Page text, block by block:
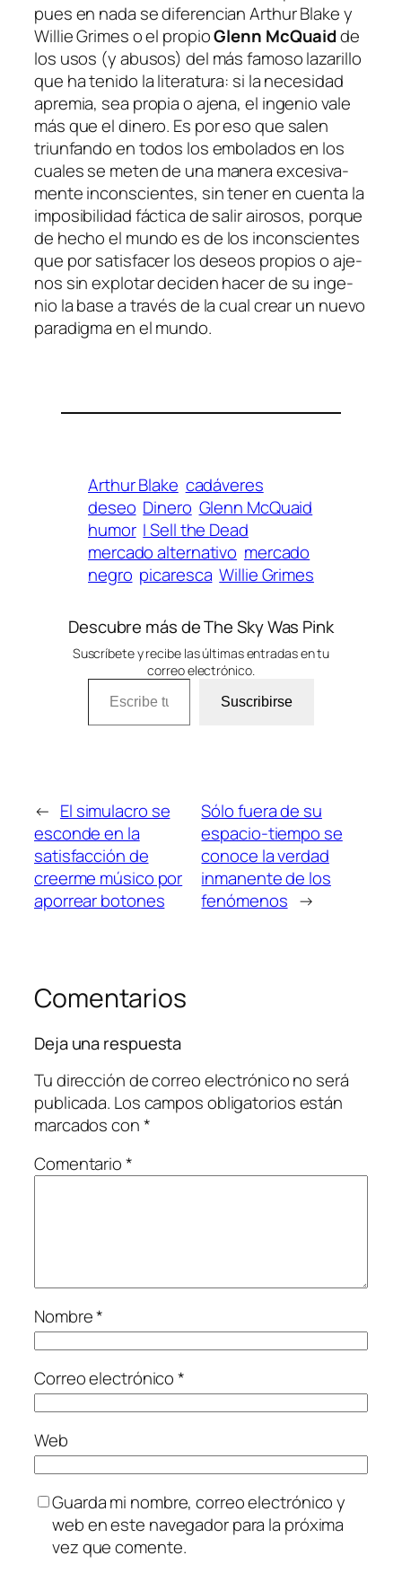
pues en na­da se di­fe­ren­cian Arthur Blake y
Willie Grimes o el pro­pioGlenn McQuaidde
los usos (y abu­sos) del más fa­mo­so la­za­ri­llo
que ha te­ni­do la li­te­ra­tu­ra: si la ne­ce­si­dad
apre­mia, sea pro­pia o aje­na, el in­ge­nio va­le
más que el di­ne­ro. Es por eso que sa­len
triun­fan­do en to­dos los em­bo­la­dos en los
cua­les se me­ten de una ma­ne­ra ex­ce­si­va­
men­te in­cons­cien­tes, sin te­ner en cuen­ta la
im­po­si­bi­li­dad fác­ti­ca de sa­lir ai­ro­sos, por­que
de he­cho el mun­do es de los in­cons­cien­tes
que por sa­tis­fa­cer los de­seos pro­pios o aje­
nos sin ex­plo­tar de­ci­den ha­cer de su in­ge­
nio la ba­se a tra­vés de la cual crear un nue­vo
pa­ra­dig­ma en el mundo.
Arthur Blake cadáveres
deseo Dinero Glenn McQuaid
humor I Sell the Dead
mercado alternativo mercado
negro picaresca Willie Grimes
Descubre más de The Sky Was Pink
Suscríbete y recibe las últimas entradas en tu
correo electrónico.
Escribe tu correo electrónico…
Suscribirse
← El simulacro se
esconde en la
satisfacción de
creerme músico por
aporrear botones
Sólo fuera de su
espacio-tiempo se
conoce la verdad
inmanente de los
fenómenos →
Comentarios
Deja una respuesta
Tu dirección de correo electrónico no será
publicada. Los campos obligatorios están
marcados con*
Comentario*
Nombre*
Correo electrónico*
Web
Guarda mi nombre, correo electrónico y
web en este navegador para la próxima
vez que comente.